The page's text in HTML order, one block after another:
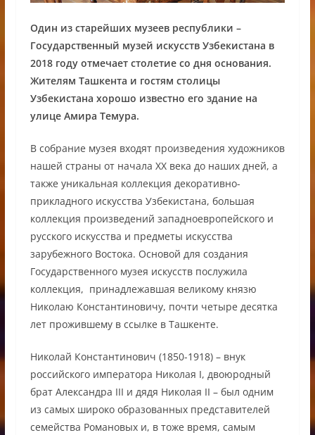
Один из старейших музеев республики –
Государственный музей искусств Узбекистана в
2018 году отмечает столетие со дня основания.
Жителям Ташкента и гостям столицы
Узбекистана хорошо известно его здание на
улице Амира Темура.
В собрание музея входят произведения художников
нашей страны от начала ХХ века до наших дней, а
также уникальная коллекция декоративно-
прикладного искусства Узбекистана, большая
коллекция произведений западноевропейского и
русского искусства и предметы искусства
зарубежного Востока. Основой для создания
Государственного музея искусств послужила
коллекция, принадлежавшая великому князю
Николаю Константиновичу, почти четыре десятка
лет прожившему в ссылке в Ташкенте.
Николай Константинович (1850-1918) – внук
российского императора Николая I, двоюродный
брат Александра III и дядя Николая II – был одним
из самых широко образованных представителей
семейства Романовых и, в тоже время, самым